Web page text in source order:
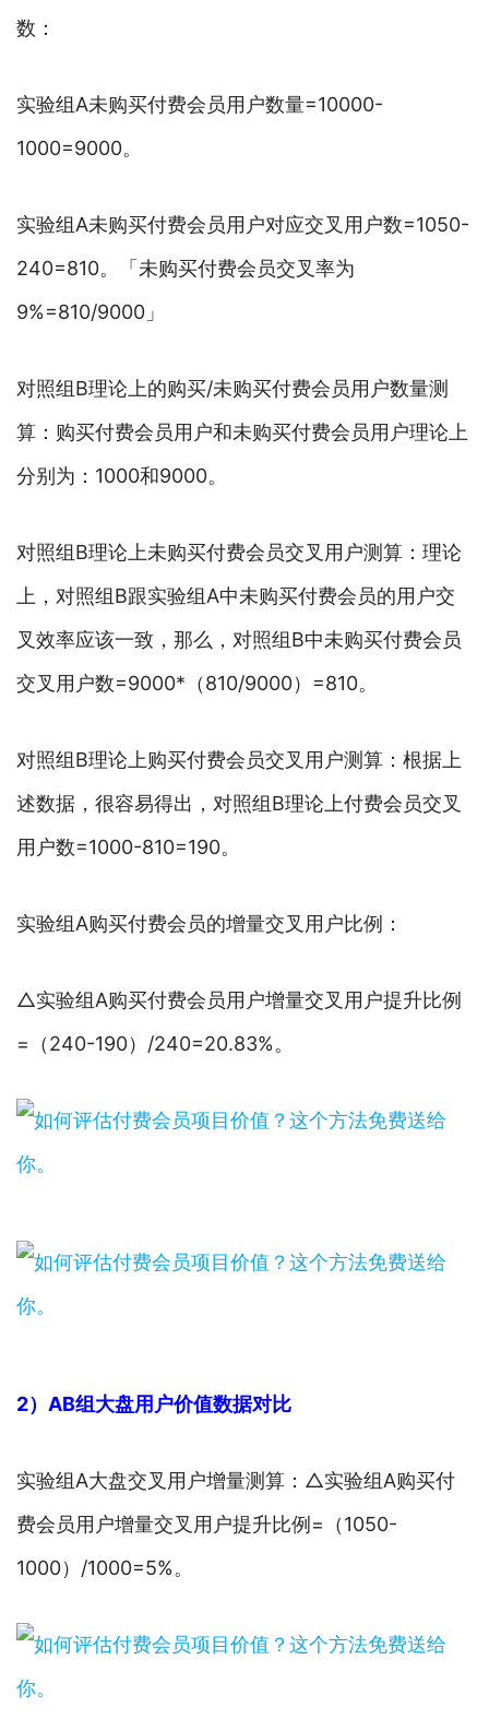
数：
实验组A未购买付费会员用户数量=10000-
1000=9000。
实验组A未购买付费会员用户对应交叉用户数=1050-
240=810。「未购买付费会员交叉率为
9%=810/9000」
对照组B理论上的购买/未购买付费会员用户数量测
算：购买付费会员用户和未购买付费会员用户理论上
分别为：1000和9000。
对照组B理论上未购买付费会员交叉用户测算：理论
上，对照组B跟实验组A中未购买付费会员的用户交
叉效率应该一致，那么，对照组B中未购买付费会员
交叉用户数=9000*（810/9000）=810。
对照组B理论上购买付费会员交叉用户测算：根据上
述数据，很容易得出，对照组B理论上付费会员交叉
用户数=1000-810=190。
实验组A购买付费会员的增量交叉用户比例：
△实验组A购买付费会员用户增量交叉用户提升比例
=（240-190）/240=20.83%。
2）AB组大盘用户价值数据对比
实验组A大盘交叉用户增量测算：△实验组A购买付
费会员用户增量交叉用户提升比例=（1050-
1000）/1000=5%。